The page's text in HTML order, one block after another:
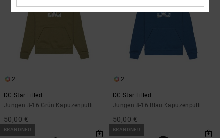
2
DC Star Filled
Jungen 8-16 Grün Kapuzenpulli
50,00 €
2
DC Star Filled
Jungen 8-16 Blau Kapuzenpulli
50,00 €
BRANDNEU BRANDNEU